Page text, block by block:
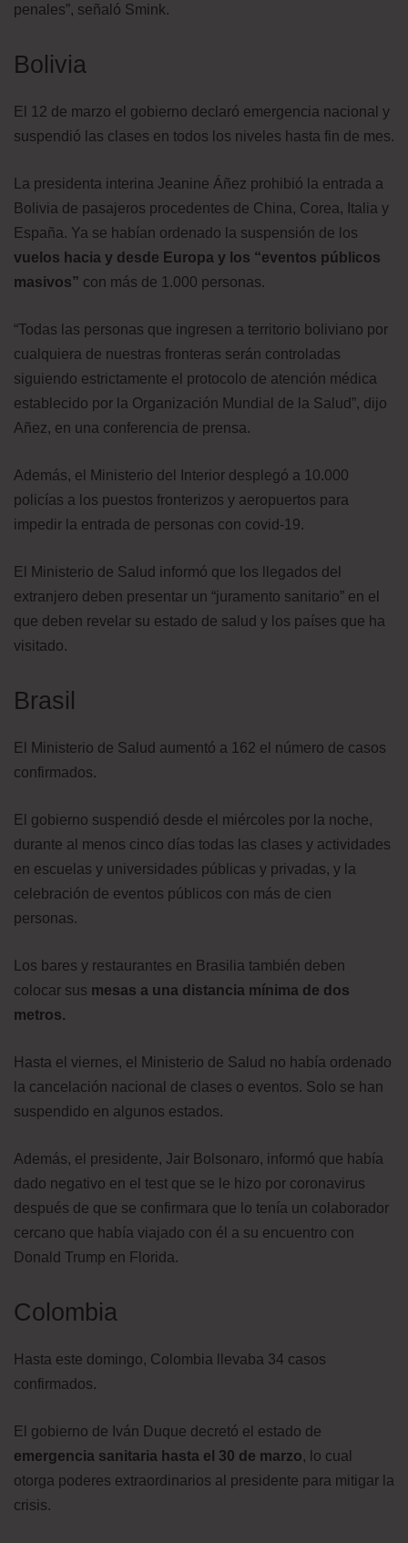
penales”, señaló Smink.
Bolivia
El 12 de marzo el gobierno declaró emergencia nacional y
suspendió las clases en todos los niveles hasta fin de mes.
La presidenta interina Jeanine Áñez prohibió la entrada a
Bolivia de pasajeros procedentes de China, Corea, Italia y
España. Ya se habían ordenado la suspensión de los
vuelos hacia y desde Europa y los “eventos públicos
masivos” con más de 1.000 personas.
“Todas las personas que ingresen a territorio boliviano por
cualquiera de nuestras fronteras serán controladas
siguiendo estrictamente el protocolo de atención médica
establecido por la Organización Mundial de la Salud”, dijo
Añez, en una conferencia de prensa.
Además, el Ministerio del Interior desplegó a 10.000
policías a los puestos fronterizos y aeropuertos para
impedir la entrada de personas con covid-19.
El Ministerio de Salud informó que los llegados del
extranjero deben presentar un “juramento sanitario” en el
que deben revelar su estado de salud y los países que ha
visitado.
Brasil
El Ministerio de Salud aumentó a 162 el número de casos
confirmados.
El gobierno suspendió desde el miércoles por la noche,
durante al menos cinco días todas las clases y actividades
en escuelas y universidades públicas y privadas, y la
celebración de eventos públicos con más de cien
personas.
Los bares y restaurantes en Brasilia también deben
colocar sus mesas a una distancia mínima de dos
metros.
Hasta el viernes, el Ministerio de Salud no había ordenado
la cancelación nacional de clases o eventos. Solo se han
suspendido en algunos estados.
Además, el presidente, Jair Bolsonaro, informó que había
dado negativo en el test que se le hizo por coronavirus
después de que se confirmara que lo tenía un colaborador
cercano que había viajado con él a su encuentro con
Donald Trump en Florida.
Colombia
Hasta este domingo, Colombia llevaba 34 casos
confirmados.
El gobierno de Iván Duque decretó el estado de
emergencia sanitaria hasta el 30 de marzo, lo cual
otorga poderes extraordinarios al presidente para mitigar la
crisis.